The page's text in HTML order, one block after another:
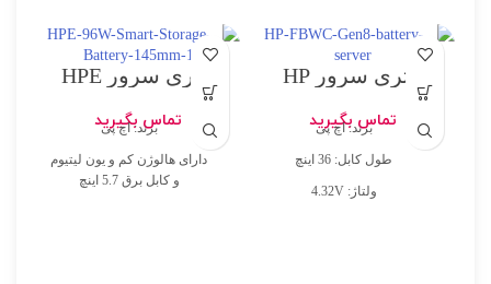
باتری سرور HP
تماس بگیرید
برند: اچ پی
طول کابل: 36 اینچ
ولتاژ: 4.32V
باتری سرور HPE
96W Smart Storage
Battery w/145mm
تماس بگیرید
برند: اچ پی
دارای هالوژن کم و یون لیتیوم
و کابل برق 5.7 اینچ